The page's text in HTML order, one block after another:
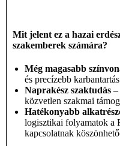
Mit jelent ez a hazai
szakemberek számára?
Még magasabb
és precízebb
Naprakész szaktudás –
közvetlen szakmai
Hatékonyabb
logisztikai folyamatok a
kapcsolatnak